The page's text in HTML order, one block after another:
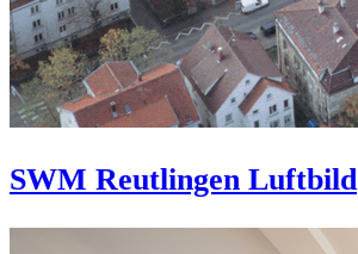
SWM Reutlingen Luftbild